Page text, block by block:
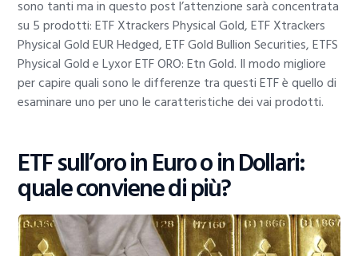
sono tanti ma in questo post l’attenzione sarà concentrata
su 5 prodotti: ETF Xtrackers Physical Gold, ETF Xtrackers
Physical Gold EUR Hedged, ETF Gold Bullion Securities, ETFS
Physical Gold e Lyxor ETF ORO: Etn Gold. Il modo migliore
per capire quali sono le differenze tra questi ETF è quello di
esaminare uno per uno le caratteristiche dei vai prodotti.
ETF sull’oro in Euro o in Dollari:
quale conviene di più?